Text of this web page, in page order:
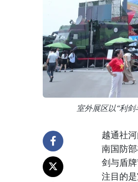
室外展区以“利
越通社
南国防
剑与盾
注目的